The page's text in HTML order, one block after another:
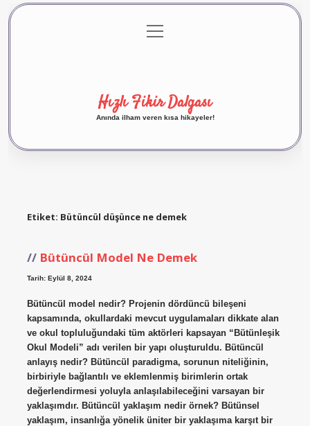
Gizlilik Politikası
menüyü
aç
Hızlı Fikir Dalgası
Anında ilham veren kısa hikayeler!
Etiket: Bütüncül düşünce ne demek
Bütüncül Model Ne Demek
Tarih: Eylül 8, 2024
Bütüncül model nedir? Projenin dördüncü bileşeni
kapsamında, okullardaki mevcut uygulamaları dikkate alan
ve okul topluluğundaki tüm aktörleri kapsayan “Bütünleşik
Okul Modeli” adı verilen bir yapı oluşturuldu. Bütüncül
anlayış nedir? Bütüncül paradigma, sorunun niteliğinin,
birbiriyle bağlantılı ve eklemlenmiş birimlerin ortak
değerlendirmesi yoluyla anlaşılabileceğini varsayan bir
yaklaşımdır. Bütüncül yaklaşım nedir örnek? Bütünsel
yaklaşım, insanlığa yönelik üniter bir yaklaşıma karşıt bir